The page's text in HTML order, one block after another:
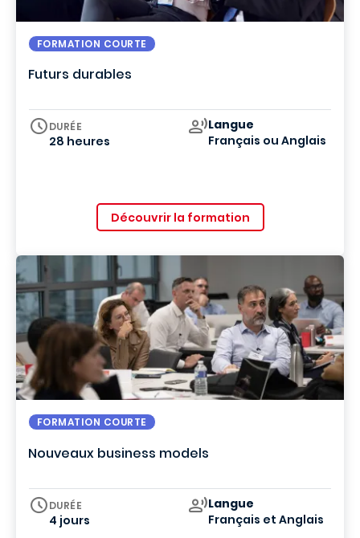
FORMATION COURTE
Futurs durables
DURÉE
28 heures
Curriculum
Langue
Français ou Anglais
Découvrir la formation
FORMATION COURTE
Nouveaux business models
DURÉE
4 jours
Curriculum
Langue
Français et Anglais